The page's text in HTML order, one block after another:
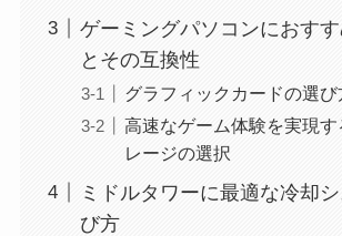
ゲーミングパソコンにおす
とその互換性
グラフィックカードの選
高速なゲーム体験を実現す
レージの選択
ミドルタワーに最適な冷却
び方